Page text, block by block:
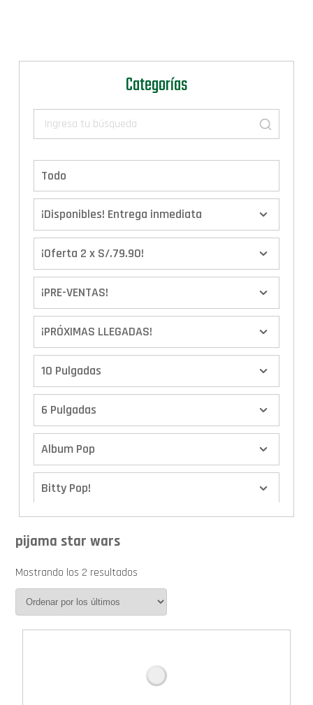
Categorías
Todo
¡Disponibles! Entrega inmediata
¡Oferta 2 x S/.79.90!
¡PRE-VENTAS!
¡PRÓXIMAS LLEGADAS!
10 Pulgadas
6 Pulgadas
Album Pop
Bitty Pop!
Calendario de Adviento
Cover Pop!
pijama star wars
Mostrando los 2 resultados